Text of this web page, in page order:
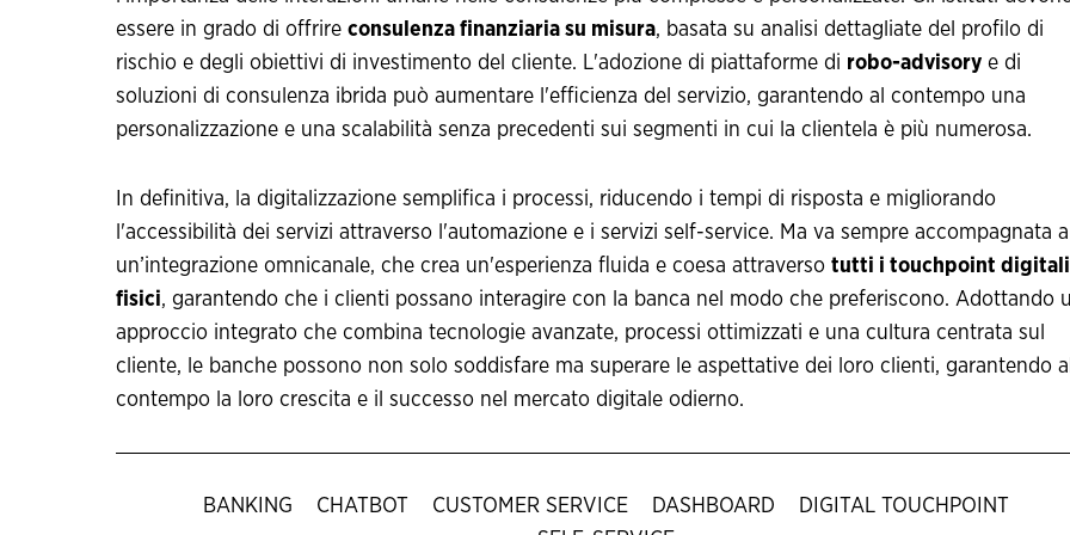
essere in grado di offrire consulenza finanziaria su misura, basata su analisi dettagliate del profilo di
rischio e degli obiettivi di investimento del cliente. L'adozione di piattaforme di robo-advisory e di
soluzioni di consulenza ibrida può aumentare l'efficienza del servizio, garantendo al contempo una
personalizzazione e una scalabilità senza precedenti sui segmenti in cui la clientela è più numerosa.
In definitiva, la digitalizzazione semplifica i processi, riducendo i tempi di risposta e migliorando
l'accessibilità dei servizi attraverso l'automazione e i servizi self-service. Ma va sempre accompagnata a
un’integrazione omnicanale, che crea un'esperienza fluida e coesa attraverso tutti i touchpoint digitali
fisici, garantendo che i clienti possano interagire con la banca nel modo che preferiscono. Adottando
approccio integrato che combina tecnologie avanzate, processi ottimizzati e una cultura centrata sul
cliente, le banche possono non solo soddisfare ma superare le aspettative dei loro clienti, garantendo al
contempo la loro crescita e il successo nel mercato digitale odierno.
BANKING CHATBOT CUSTOMER SERVICE DASHBOARD
DIGITAL TOUCHPOINT